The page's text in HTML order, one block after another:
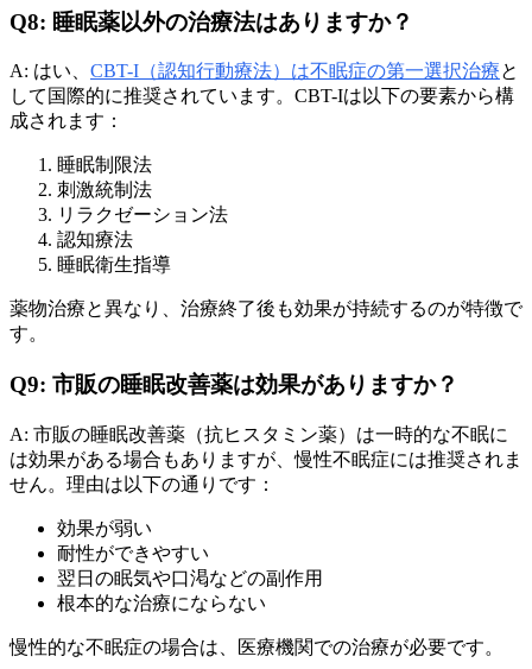
Q8: 睡眠薬以外の治療法はありますか？
A: はい、 CBT-I（認知行動療法）は不眠症の第一選択治療と
して国際的に推奨されています。CBT-Iは以下の要素から構
成されます：
睡眠制限法
刺激統制法
リラクゼーション法
認知療法
睡眠衛生指導
薬物治療と異なり、治療終了後も効果が持続するのが特徴で
す。
Q9: 市販の睡眠改善薬は効果がありますか？
A: 市販の睡眠改善薬（抗ヒスタミン薬）は一時的な不眠に
は効果がある場合もありますが、慢性不眠症には推奨されま
せん。理由は以下の通りです：
効果が弱い
耐性ができやすい
翌日の眠気や口渇などの副作用
根本的な治療にならない
慢性的な不眠症の場合は、医療機関での治療が必要です。